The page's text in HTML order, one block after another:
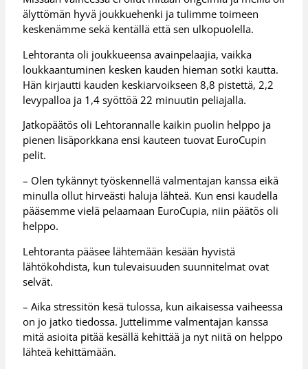
älyttömän hyvä joukkuehenki ja tulimme toimeen
keskenämme sekä kentällä että sen ulkopuolella.
Lehtoranta oli joukkueensa avainpelaajia, vaikka
loukkaantuminen kesken kauden hieman sotki kautta.
Hän kirjautti kauden keskiarvoikseen 8,8 pistettä, 2,2
levypalloa ja 1,4 syöttöä 22 minuutin peliajalla.
Jatkopäätös oli Lehtorannalle kaikin puolin helppo ja
pienen lisäporkkana ensi kauteen tuovat EuroCupin
pelit.
– Olen tykännyt työskennellä valmentajan kanssa eikä
minulla ollut hirveästi haluja lähteä. Kun ensi kaudella
pääsemme vielä pelaamaan EuroCupia, niin päätös oli
helppo.
Lehtoranta pääsee lähtemään kesään hyvistä
lähtökohdista, kun tulevaisuuden suunnitelmat ovat
selvät.
– Aika stressitön kesä tulossa, kun aikaisessa vaiheessa
on jo jatko tiedossa. Juttelimme valmentajan kanssa
mitä asioita pitää kesällä kehittää ja nyt niitä on helppo
lähteä kehittämään.